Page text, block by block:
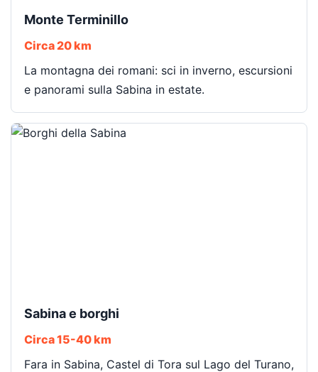
Monte Terminillo
Circa 20 km
La montagna dei romani: sci in inverno, escursioni
e panorami sulla Sabina in estate.
Sabina e borghi
Circa 15-40 km
Fara in Sabina, Castel di Tora sul Lago del Turano,